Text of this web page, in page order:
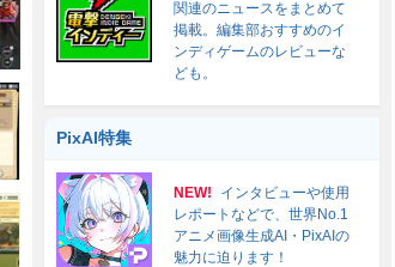
関連のニュースをまとめて
掲載。編集部おすすめのイ
ンディゲームのレビューな
ども。
PixAI特集
NEW!
インタビューや使用
レポートなどで、世界No.1
アニメ画像生成AI・PixAIの
魅力に迫ります！